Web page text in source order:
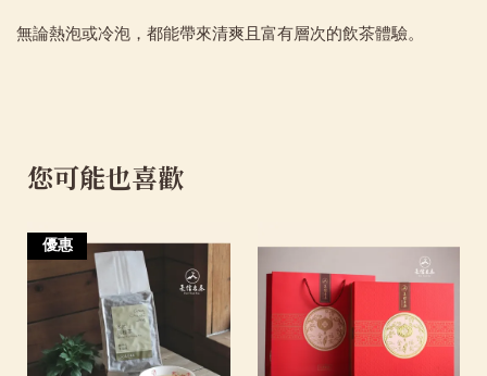
無論熱泡或冷泡，都能帶來清爽且富有層次的飲茶體驗。
您可能也喜歡
優惠